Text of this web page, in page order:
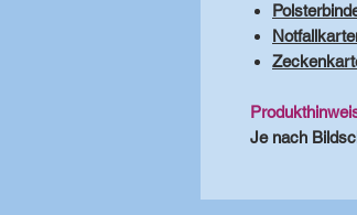
Je nach